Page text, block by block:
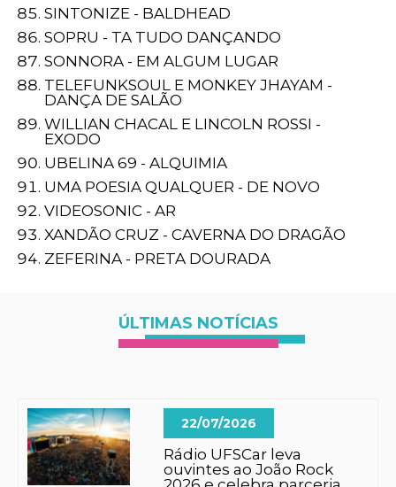
SINTONIZE - BALDHEAD
SOPRU - TA TUDO DANÇANDO
SONNORA - EM ALGUM LUGAR
TELEFUNKSOUL E MONKEY JHAYAM -
DANÇA DE SALÃO
WILLIAN CHACAL E LINCOLN ROSSI -
EXODO
UBELINA 69 - ALQUIMIA
UMA POESIA QUALQUER - DE NOVO
VIDEOSONIC - AR
XANDÃO CRUZ - CAVERNA DO DRAGÃO
ZEFERINA - PRETA DOURADA
ÚLTIMAS NOTÍCIAS
22/07/2026
Rádio UFSCar leva
ouvintes ao João Rock